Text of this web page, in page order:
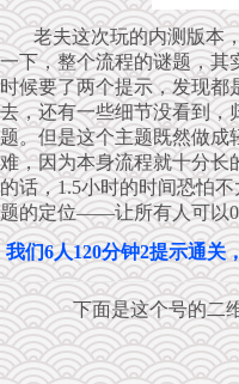
老夫这次玩的内测版本，
一下，整个流程的谜题，其
时候要了两个提示，发现都
去，还有一些细节没看到，
题。但是这个主题既然做成
难，因为本身流程就十分长
的话，1.5小时的时间恐怕
题的定位——让所有人可以
我们6人120分钟2提示通关
下面是这个号的二